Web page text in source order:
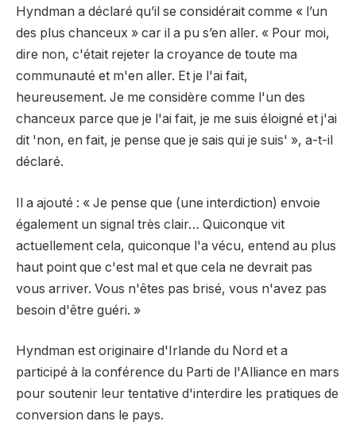
Hyndman a déclaré qu’il se considérait comme « l’un
des plus chanceux » car il a pu s’en aller. « Pour moi,
dire non, c'était rejeter la croyance de toute ma
communauté et m'en aller. Et je l'ai fait,
heureusement. Je me considère comme l'un des
chanceux parce que je l'ai fait, je me suis éloigné et j'ai
dit 'non, en fait, je pense que je sais qui je suis' », a-t-il
déclaré.
Il a ajouté : « Je pense que (une interdiction) envoie
également un signal très clair… Quiconque vit
actuellement cela, quiconque l'a vécu, entend au plus
haut point que c'est mal et que cela ne devrait pas
vous arriver. Vous n'êtes pas brisé, vous n'avez pas
besoin d'être guéri. »
Hyndman est originaire d'Irlande du Nord et a
participé à la conférence du Parti de l'Alliance en mars
pour soutenir leur tentative d'interdire les pratiques de
conversion dans le pays.